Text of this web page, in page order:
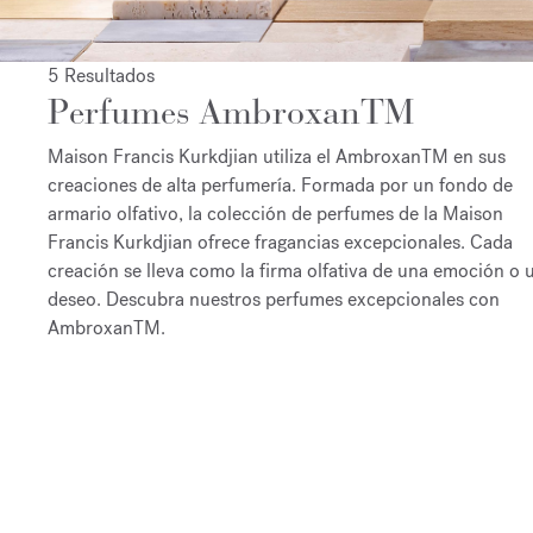
5 Resultados
Perfumes AmbroxanTM
Maison Francis Kurkdjian utiliza el AmbroxanTM en sus
creaciones de alta perfumería. Formada por un fondo de
armario olfativo, la colección de perfumes de la Maison
Francis Kurkdjian ofrece fragancias excepcionales. Cada
creación se lleva como la firma olfativa de una emoción o
deseo. Descubra nuestros perfumes excepcionales con
AmbroxanTM.